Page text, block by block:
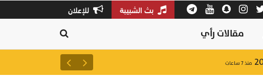
بث الشبيبة للإعلان
مقالات رأي
منذ ٧ ساعات لتعزيز سلاسل الإمداد..